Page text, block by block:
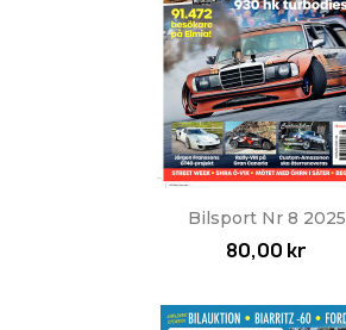
Bilsport Nr 8 2025
80,00 kr